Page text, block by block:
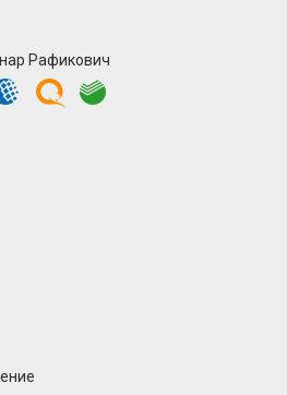
Рафикович